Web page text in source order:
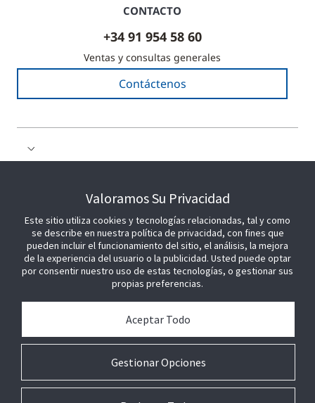
CONTACTO
+34 91 954 58 60
Ventas y consultas generales
Contáctenos
ÚNETE A NOSOTROS
Valoramos Su Privacidad
Este sitio utiliza cookies y tecnologías relacionadas, tal y como
se describe en nuestra política de privacidad, con fines que
pueden incluir el funcionamiento del sitio, el análisis, la mejora
de la experiencia del usuario o la publicidad. Usted puede optar
por consentir nuestro uso de estas tecnologías, o gestionar sus
propias preferencias.
Gestionar Opciones
Aceptar Todo